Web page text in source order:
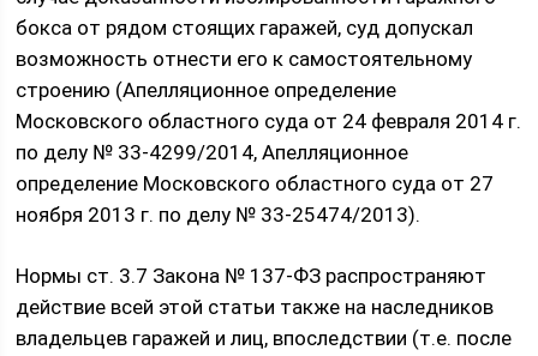
бокса от рядом стоящих гаражей, суд допускал
возможность отнести его к самостоятельному
строению (Апелляционное определение
Московского областного суда от 24 февраля 2014 г.
по делу № 33-4299/2014, Апелляционное
определение Московского областного суда от 27
ноября 2013 г. по делу № 33-25474/2013).
Нормы ст. 3.7 Закона № 137-ФЗ распространяют
действие всей этой статьи также на наследников
владельцев гаражей и лиц, впоследствии (т.е. после